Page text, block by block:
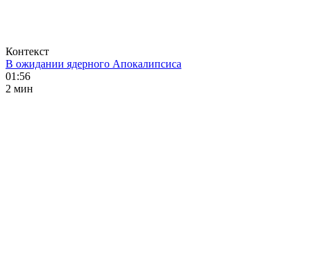
Контекст
В ожидании ядерного Апокалипсиса
01:56
2 мин